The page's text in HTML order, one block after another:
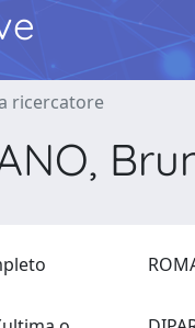
ricercatore